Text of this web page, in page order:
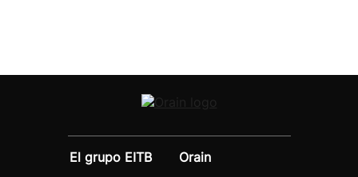
El grupo EITB
Orain